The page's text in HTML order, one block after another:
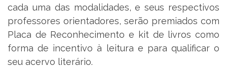
cada uma das modalidades, e seus respectivos
professores orientadores, serão premiados com
Placa de Reconhecimento e kit de livros como
forma de incentivo à leitura e para qualificar o
seu acervo literário.